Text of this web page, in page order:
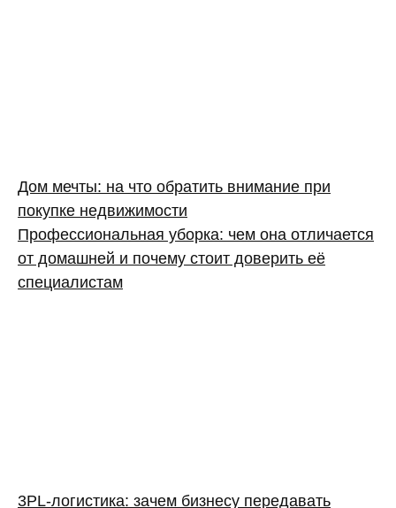
Дом мечты: на что обратить внимание при
покупке недвижимости
Профессиональная уборка: чем она отличается
от домашней и почему стоит доверить её
специалистам
3PL‑логистика: зачем бизнесу передавать